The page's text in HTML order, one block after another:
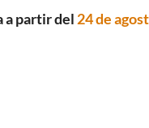
a partir del 24 de